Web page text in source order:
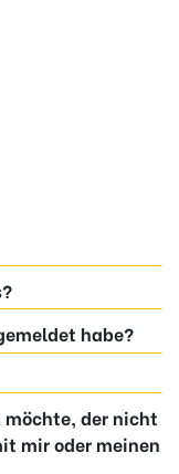
habe?
möchte, der nicht
mir oder meinen